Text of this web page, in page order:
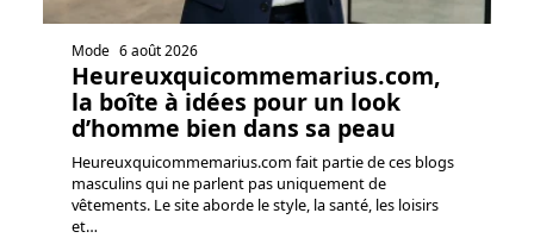
Mode 6 août 2026
Heureuxquicommemarius.com,
la boîte à idées pour un look
d’homme bien dans sa peau
Heureuxquicommemarius.com fait partie de ces blogs
masculins qui ne parlent pas uniquement de
vêtements. Le site aborde le style, la santé, les loisirs
et…